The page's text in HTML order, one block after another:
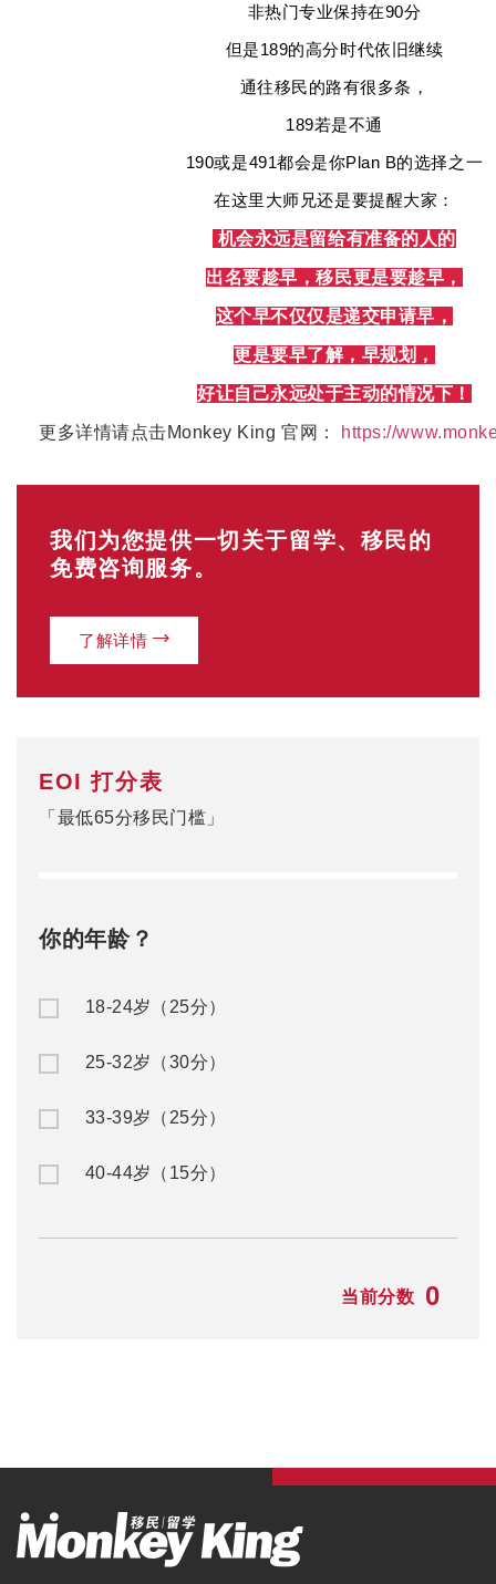
非热门专业保持在90分
但是189的高分时代依旧继续
通往移民的路有很多条，
189若是不通
190或是491都会是你Plan B的选择之一
在这里大师兄还是要提醒大家：
机会永远是留给有准备的人的
出名要趁早，移民更是要趁早，
这个早不仅仅是递交申请早，
更是要早了解，早规划，
好让自己永远处于主动的情况下！
更多详情请点击Monkey King 官网： https://
我们为您提供一切关于留学、移民的
免费咨询服务。
了解详情
EOI 打分表
「最低65分移民门槛」
你的年龄？
18-24岁（25分）
25-32岁（30分）
33-39岁（25分）
40-44岁（15分）
当前分数 0